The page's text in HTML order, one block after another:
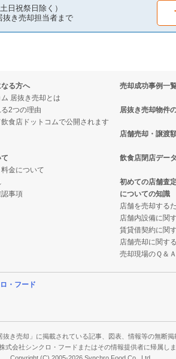
の案件一覧
覧
案件一覧
物件の案件一覧
覧
日祝祭日除く）
き売却担当者まで
る方へ
居抜き売却とは
2つの理由
食店ドットコムで公開されます
金について
事項
売却成功事例一
居抜き売却物件
店舗売却・譲渡
飲食店閉店デー
初めての店舗査
についての知識
店舗を売却する
店舗内設備に関
賃貸借契約に関
店舗売却に関す
売却現場のＱ＆Ａ
・フード
抜き売却」に掲載されている記事、図表、情報等の無断掲
式会社シンクロ・フードまたはその情報提供者に帰属しま